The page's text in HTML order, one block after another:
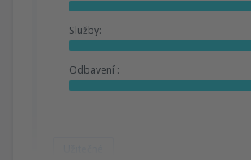
Služby:
Odbavení :